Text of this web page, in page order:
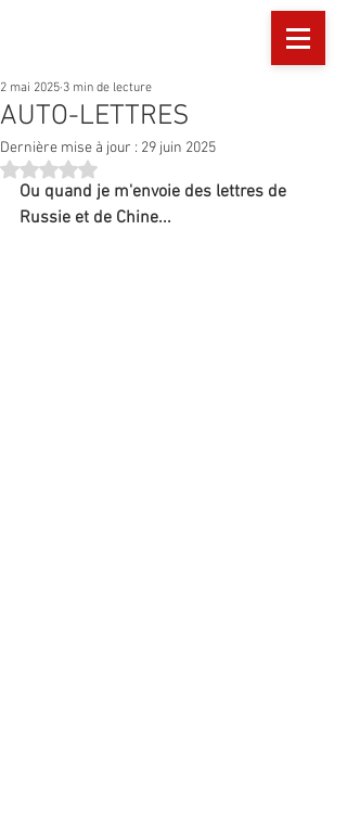
AUTO-LETTRES
2 mai 2025 3 min de lecture
Dernière mise à jour : 29 juin 2025
Noté NaN étoiles sur 5.
Ou quand je m'envoie des lettres de
Russie et de Chine...